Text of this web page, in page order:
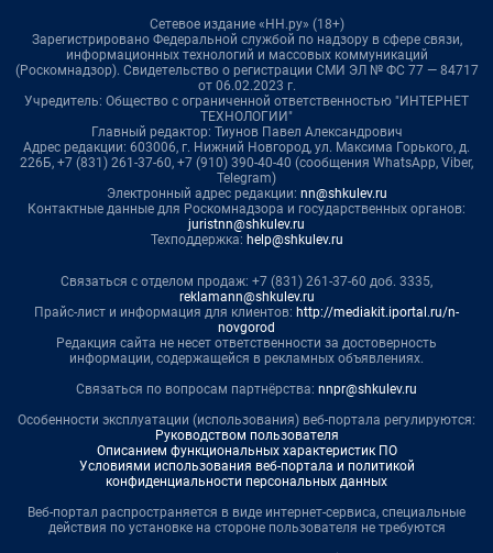
Сетевое издание «НН.ру» (18+)
Зарегистрировано Федеральной службой по надзору в сфере связи,
информационных технологий и массовых коммуникаций
(Роскомнадзор). Свидетельство о регистрации СМИ ЭЛ № ФС 77 — 84717
от 06.02.2023 г.
Учредитель: Общество с ограниченной ответственностью "ИНТЕРНЕТ
ТЕХНОЛОГИИ"
Главный редактор: Тиунов Павел Александрович
Адрес редакции: 603006, г. Нижний Новгород, ул. Максима Горького, д.
226Б, +7 (831) 261-37-60, +7 (910) 390-40-40 (сообщения WhatsApp, Viber,
Telegram)
Электронный адрес редакции: nn@shkulev.ru
Контактные данные для Роскомнадзора и государственных органов:
juristnn@shkulev.ru
Техподдержка: help@shkulev.ru
Связаться с отделом продаж: +7 (831) 261-37-60 доб. 3335,
reklamann@shkulev.ru
Прайс-лист и информация для клиентов: http://mediakit.iportal.ru/n-
novgorod
Редакция сайта не несет ответственности за достоверность
информации, содержащейся в рекламных объявлениях.
Связаться по вопросам партнёрства: nnpr@shkulev.ru
Особенности эксплуатации (использования) веб-портала регулируются:
Руководством пользователя
Описанием функциональных характеристик ПО
Условиями использования веб-портала и политикой
конфиденциальности персональных данных
Веб-портал распространяется в виде интернет-сервиса, специальные
действия по установке на стороне пользователя не требуются